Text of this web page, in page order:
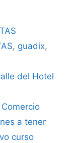
, guadix,
del Hotel
a tener
curso